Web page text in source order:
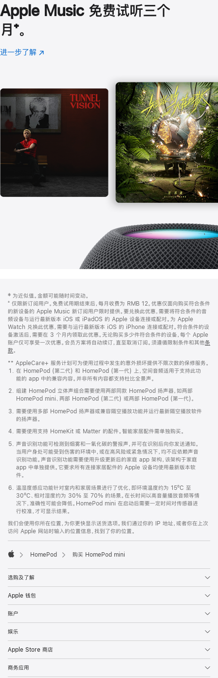
Apple Music 免费试听三个
月 脚
注
⁺。
进一步了解 Apple
(在
口
中
打
开)
页
页
脚
注
‡ 为近似值。金额可能随时间变动。
⁺ 仅限新订阅用户。免费试用期结束后，每月收费为 RMB 12。优惠仅面向购买符合条件
的新设备的 Apple Music 新订阅用户限时提供。要兑换此优惠，需要将符合条件的音
频设备与运行最新版本 iOS 或 iPadOS 的 Apple 设备连接或配对。为 Apple
Watch 兑换此优惠，需要与运行最新版本 iOS 的 iPhone 连接或配对。符合条件的设
备激活后，需要在 3 个月内领取此优惠。无论购买多少件符合条件的设备，每个 Apple
账户仅可享受一次优惠。会员方案将自动续订，直至取消订阅。须遵循限制条件和其他条
款。
窗
口
中
打
开)
** AppleCare+ 服务计划可为使用过程中发生的意外损坏提供不限次数的保修服务。
在 HomePod (第二代) 和 HomePod (第一代) 上，空间音频适用于支持此功
能的 app 中的兼容内容。并非所有内容都支持杜比全景声。
组建 HomePod 立体声组合需要使用两部同款 HomePod 扬声器，如两部
HomePod mini、两部 HomePod (第二代) 或两部 HomePod (第一代)。
需要使用多部 HomePod 扬声器或兼容隔空播放功能并运行最新隔空播放软件
的扬声器。
需要使用支持 HomeKit 或 Matter 的配件。智能家居配件需单独购买。
声音识别功能可检测到烟雾和一氧化碳的警报声，并可在识别后向你发送通知。
当用户身处可能受到伤害的环境中，或在高风险或紧急情况下，均不应依赖声音
识别功能。声音识别功能需要使用升级更新后的家庭 app 架构，该架构于家庭
app 中单独提供。它要求所有连接家居配件的 Apple 设备均使用最新版本软
件。
温湿度感应功能针对室内和家居场景进行了优化，即环境温度约为 15ºC 至
30ºC、相对湿度约为 30% 至 70% 的场景。在长时间以高音量播放音频等情
况下，准确性可能会降低。HomePod mini 在启动后需要一定时间对传感器进
行校准，才可显示结果。
我们会使用你所在位置，为你更快显示送货选项。我们通过你的 IP 地址，或者你在上次
访问 Apple 网站时输入的位置信息，找到了你的位置。
HomePod 购买 HomePod mini
选购及了解
Apple 钱包
账户
娱乐
Apple Store 商店
商务应用